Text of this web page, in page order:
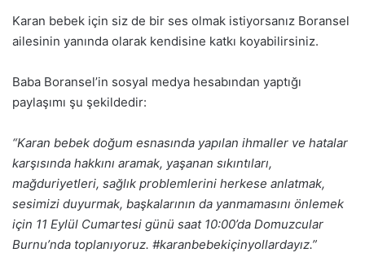
Karan bebek için siz de bir ses olmak istiyorsanız Boransel
ailesinin yanında olarak kendisine katkı koyabilirsiniz.
Baba Boransel’in sosyal medya hesabından yaptığı
paylaşımı şu şekildedir:
“Karan bebek doğum esnasında yapılan ihmaller ve hatalar
karşısında hakkını aramak, yaşanan sıkıntıları,
mağduriyetleri, sağlık problemlerini herkese anlatmak,
sesimizi duyurmak, başkalarının da yanmamasını önlemek
için 11 Eylül Cumartesi günü saat 10:00’da Domuzcular
Burnu’nda toplanıyoruz. #karanbebekiçinyollardayız.”